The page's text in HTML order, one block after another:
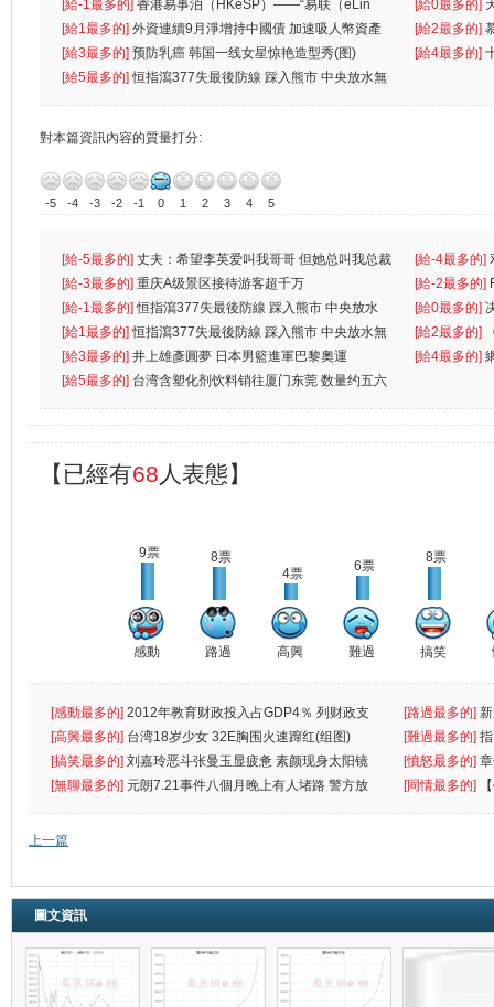
生 人
[給-1最多的] 香港易事泊（HKeSP）——“易联（eLin
k）”项目
[給0最多的]
[給1最多的] 外資連續9月淨增持中國債 加速吸人幣資產 [給2最多的]
[給3最多的] 预防乳癌 韩国一线女星惊艳造型秀(图) [給4最多的]
[給5最多的]恒指瀉377失最後防線 踩入熊市 中央放水無
對本篇資訊內容的質量打分:
-5 -4 -3 -2 -1 0 1 2 3 4 5
[給-5最多的] 丈夫：希望李英爱叫我哥哥 但她总叫我总裁
先
[給-4最多的]
离
[給-3最多的] 重庆A级景区接待游客超千万 [給-2最多的]
[給-1最多的]恒指瀉377失最後防線 踩入熊市 中央放水
無
[給0最多的]
[給1最多的]恒指瀉377失最後防線 踩入熊市 中央放水無 [給2最多的]
[給3最多的] 井上雄彥圓夢 日本男籃進軍巴黎奧運 [給4最多的]
[給5最多的] 台湾含塑化剂饮料销往厦门东莞 数量约五六
【已經有68 人表態】
9票
感動
8票
路過
4票
高興
6票
難過
8票
搞笑
[感動最多的] 2012年教育财政投入占GDP4％ 列财政支
出首位
[路過最多的]
[高興最多的] 台湾18岁少女 32E胸围火速蹿红(组图) [難過最多的]
罪
[搞笑最多的] 刘嘉玲恶斗张曼玉显疲惫 素颜现身太阳镜
遮
[憤怒最多的]
[無聊最多的] 元朗7.21事件八個月晚上有人堵路 警方放
催
[同情最多的]
敗
上一篇
圖文資訊